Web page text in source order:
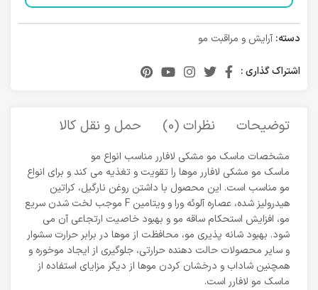
دسته: آرایش و مراقبت مو
اشتراک گذاری :
توضیحات نظرات (0) حمل و نقل کالا
مشخصات ماسک مو مشکی لافارر مناسب انواع مو
ماسک مو مشکی لافارر موها را تقویت و تغذیه می کند و برای انواع
مو مناسب است. این محصول با داشتن روغن نارگیل، کراتین
هیدرولیز شده، عصاره آلوئه ورا و ویتامین F موجب لخت شدن سریع
مو، افزایش استحکام ساقه مو و بهبود خاصیت ارتجاعی آن می
شود. بهبود شانه پذیری مو، محافظت از موها در برابر حرارت سشوار
و سایر محصولات حالت دهنده حرارتی، جلوگیری از ایجاد موخوره و
همچنین شاداب و درخشان کردن موها از دیگر مزایای استفاده از
ماسک مو لافارر است.